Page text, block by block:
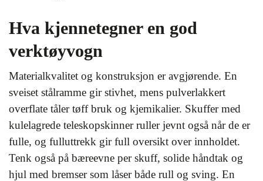
Hva kjennetegner en god
verktøyvogn
Materialkvalitet og konstruksjon er avgjørende. En
sveiset stålramme gir stivhet, mens pulverlakkert
overflate tåler tøff bruk og kjemikalier. Skuffer med
kulelagrede teleskopskinner ruller jevnt også når de er
fulle, og fulluttrekk gir full oversikt over innholdet.
Tenk også på bæreevne per skuff, solide håndtak og
hjul med bremser som låser både rull og sving. En